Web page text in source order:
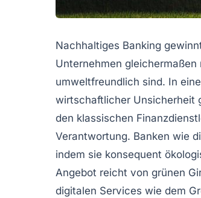
Nachhaltiges Banking
Unternehmen
umweltfreundlich sind. In
wirtschaftlicher Unsicherheit
den klassischen
Verantwortung. Banken wie
indem sie konsequent
Angebot reicht von grünen
digitalen Services wie dem